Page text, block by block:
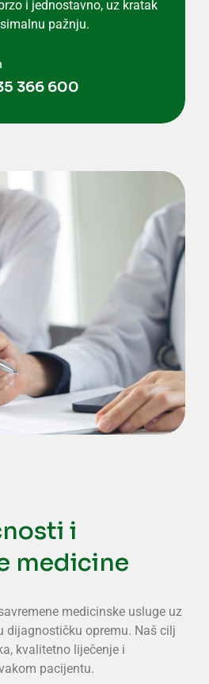
i jednostavno, uz kratak
pažnju.
366 600
i
medicine
medicinske usluge uz
dijagnostičku opremu. Naš cilj
kvalitetno liječenje i
pacijentu.